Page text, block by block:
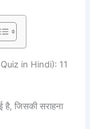
in Hindi): 11
है, जिसकी सराहना